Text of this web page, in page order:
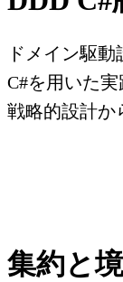
ドメイン駆動
C#を用いた実
戦略的設計か
集約と